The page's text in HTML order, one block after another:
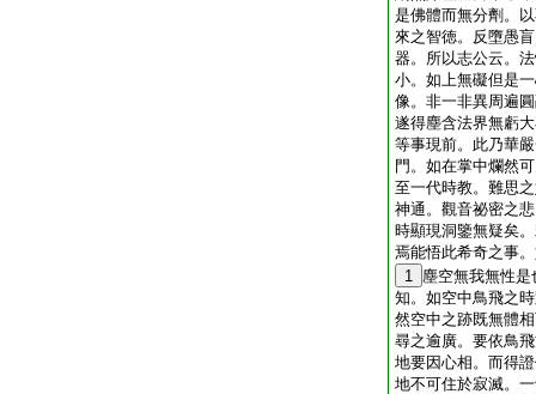
是佛體而無分劑。
來之智徳。反墮愚
器。所以志公云。
小。如上無礙但是
像。非一非異周遍
遂得塵含法界無虧
等事現前。此乃華
門。如在掌中爛然
至一代時教。難思
神通。觀音祕密之
時顯現洞鑒無疑矣
焉能悟此希奇之事
1 塵空無我無性
知。如空中鳥飛之
然空中之跡既無體
尋之逾廣。要依鳥
地要因心相。而得
地不可住於寂滅。